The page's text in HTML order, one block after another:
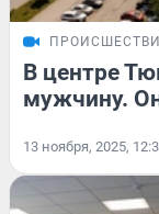
В центре
мужчину.
13 ноября, 2025,